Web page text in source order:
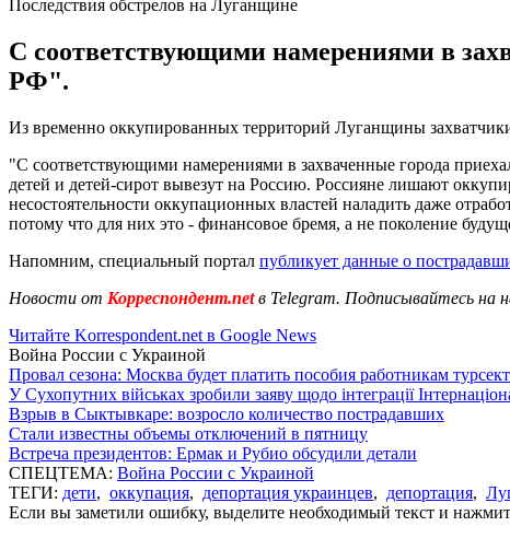
Последствия обстрелов на Луганщине
С соответствующими намерениями в
РФ".
Из временно оккупированных территорий Луганщины
"С соответствующими намерениями в захваченные города
детей и детей-сирот вывезут на Россию. Россияне лишают
несостоятельности оккупационных властей наладить даже
потому что для них это - финансовое бремя, а не поколение
Напомним, специальный портал публикует данные о
Новости от Корреспондент.netв Telegram. Подписывайтесь на
Читайте Korrespondent.net в Google News
Война России с Украиной
Провал сезона: Москва будет платить пособия работникам
У Сухопутних військах зробили заяву щодо інтеграції
Взрыв в Сыктывкаре: возросло количество пострадавших
Стали известны объемы отключений в пятницу
Встреча президентов: Ермак и Рубио обсудили детали
СПЕЦТЕМА: Война России с Украиной
ТЕГИ: дети, оккупация, депортация украинцев, депортация,
Если вы заметили ошибку, выделите необходимый текст и